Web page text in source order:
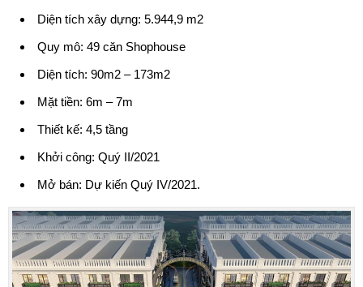
Diện tích xây dựng: 5.944,9 m2️
Quy mô: 49 căn Shophouse
Diện tích: 90m2 – 173m2
Mặt tiền: 6m – 7m
Thiết kế: 4,5 tầng
Khởi công: Quý II/2021
Mở bán: Dự kiến Quý IV/2021.